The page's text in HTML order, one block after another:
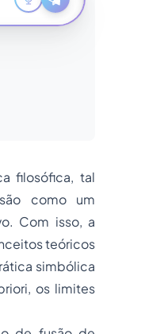
filosófica, tal
como um
Com isso, a
teóricos
simbólica
, os limites